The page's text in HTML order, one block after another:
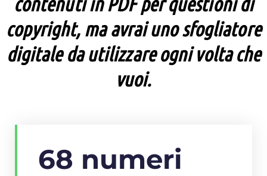
copyright, ma avrai uno sfogliatore
digitale da utilizzare ogni volta che
vuoi.
68 numeri